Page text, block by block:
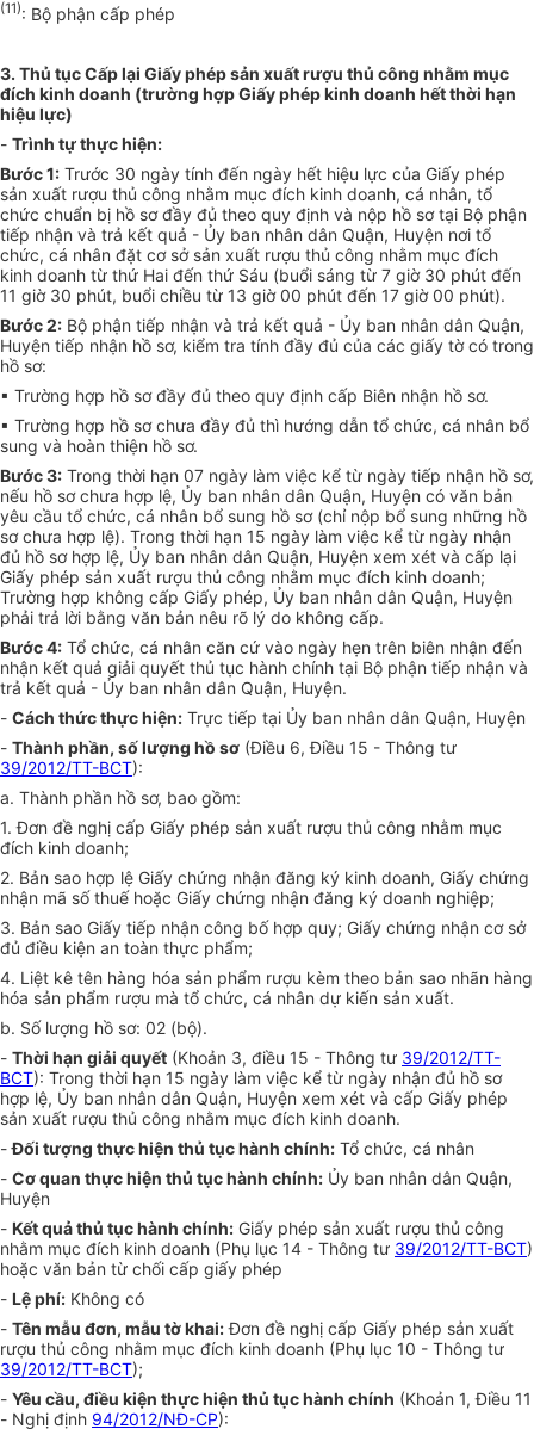
(11): Bộ phận cấp phép
3. Thủ tục Cấp lại Giấy phép sản xuất rượu thủ công nhằm mục
đích kinh doanh (trường hợp Giấy phép kinh doanh hết thời hạn
hiệu lực)
- Trình tự thực hiện:
Bước 1: Trước 30 ngày tính đến ngày hết hiệu lực của Giấy phép
sản xuất rượu thủ công nhằm mục đích kinh doanh, cá nhân, tổ
chức chuẩn bị hồ sơ đầy đủ theo quy định và nộp hồ sơ tại Bộ phận
tiếp nhận và trả kết quả - Ủy ban nhân dân Quận, Huyện nơi tổ
chức, cá nhân đặt cơ sở sản xuất rượu thủ công nhằm mục đích
kinh doanh từ thứ Hai đến thứ Sáu (buổi sáng từ 7 giờ 30 phút đến
11 giờ 30 phút, buổi chiều từ 13 giờ 00 phút đến 17 giờ 00 phút).
Bước 2: Bộ phận tiếp nhận và trả kết quả - Ủy ban nhân dân Quận,
Huyện tiếp nhận hồ sơ, kiểm tra tính đầy đủ của các giấy tờ có trong
hồ sơ:
▪ Trường hợp hồ sơ đầy đủ theo quy định cấp Biên nhận hồ sơ.
▪ Trường hợp hồ sơ chưa đầy đủ thì hướng dẫn tổ chức, cá nhân bổ
sung và hoàn thiện hồ sơ.
Bước 3: Trong thời hạn 07 ngày làm việc kể từ ngày tiếp nhận hồ sơ,
nếu hồ sơ chưa hợp lệ, Ủy ban nhân dân Quận, Huyện có văn bản
yêu cầu tổ chức, cá nhân bổ sung hồ sơ (chỉ nộp bổ sung những hồ
sơ chưa hợp lệ). Trong thời hạn 15 ngày làm việc kể từ ngày nhận
đủ hồ sơ hợp lệ, Ủy ban nhân dân Quận, Huyện xem xét và cấp lại
Giấy phép sản xuất rượu thủ công nhằm mục đích kinh doanh;
Trường hợp không cấp Giấy phép, Ủy ban nhân dân Quận, Huyện
phải trả lời bằng văn bản nêu rõ lý do không cấp.
Bước 4: Tổ chức, cá nhân căn cứ vào ngày hẹn trên biên nhận đến
nhận kết quả giải quyết thủ tục hành chính tại Bộ phận tiếp nhận và
trả kết quả - Ủy ban nhân dân Quận, Huyện.
- Cách thức thực hiện: Trực tiếp tại Ủy ban nhân dân Quận, Huyện
- Thành phần, số lượng hồ sơ (Điều 6, Điều 15 - Thông tư
39/2012/TT-BCT):
a. Thành phần hồ sơ, bao gồm:
1. Đơn đề nghị cấp Giấy phép sản xuất rượu thủ công nhằm mục
đích kinh doanh;
2. Bản sao hợp lệ Giấy chứng nhận đăng ký kinh doanh, Giấy chứng
nhận mã số thuế hoặc Giấy chứng nhận đăng ký doanh nghiệp;
3. Bản sao Giấy tiếp nhận công bố hợp quy; Giấy chứng nhận cơ sở
đủ điều kiện an toàn thực phẩm;
4. Liệt kê tên hàng hóa sản phẩm rượu kèm theo bản sao nhãn hàng
hóa sản phẩm rượu mà tổ chức, cá nhân dự kiến sản xuất.
b. Số lượng hồ sơ: 02 (bộ).
- Thời hạn giải quyết (Khoản 3, điều 15 - Thông tư 39/2012/TT-
BCT): Trong thời hạn 15 ngày làm việc kể từ ngày nhận đủ hồ sơ
hợp lệ, Ủy ban nhân dân Quận, Huyện xem xét và cấp Giấy phép
sản xuất rượu thủ công nhằm mục đích kinh doanh.
-Đối tượng thực hiện thủ tục hành chính: Tổ chức, cá nhân
- Cơ quan thực hiện thủ tục hành chính: Ủy ban nhân dân Quận,
Huyện
- Kết quả thủ tục hành chính: Giấy phép sản xuất rượu thủ công
nhằm mục đích kinh doanh (Phụ lục 14 - Thông tư 39/2012/TT-BCT)
hoặc văn bản từ chối cấp giấy phép
- Lệ phí: Không có
- Tên mẫu đơn, mẫu tờ khai:Đơn đề nghị cấp Giấy phép sản xuất
rượu thủ công nhằm mục đích kinh doanh (Phụ lục 10 - Thông tư
39/2012/TT-BCT);
- Yêu cầu, điều kiện thực hiện thủ tục hành chính (Khoản 1, Điều 11
- Nghị định 94/2012/NĐ-CP):